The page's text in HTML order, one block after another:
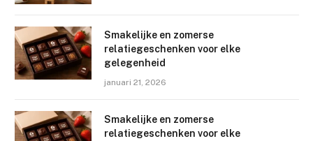
Smakelijke en zomerse
relatiegeschenken voor elke
gelegenheid
januari 21, 2026
Smakelijke en zomerse
relatiegeschenken voor elke